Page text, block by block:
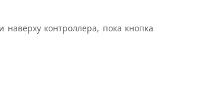
контроллера, пока кнопка